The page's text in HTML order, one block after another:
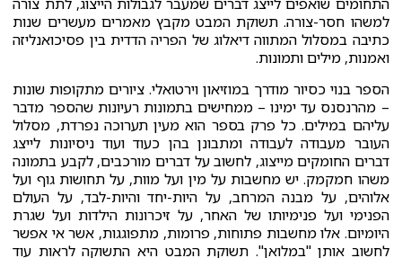
למשהו חסר-צורה. תשוקת המבט מקבץ מאמרים מעשרים שנות
כתיבה במסלול המתווה דיאלוג של הפריה הדדית בין פסיכואנליזה
ואמנות, מילים ותמונות.
הספר בנוי כסיור מודרך במוזיאון וירטואלי. ציורים מתקופות שונות
– מהרנסנס עד ימינו – ממחישים בתמונות רעיונות שהספר מדבר
עליהם במילים. כל פרק בספר הוא מעין תערוכה נפרדת, מסלול
העובר מעבודה לעבודה ומתבונן בהן כעוד ועוד ניסיונות לייצג
דברים החומקים מייצוג, לחשוב על דברים מורכבים, לקבע בתמונה
משהו חמקמק. יש מחשבות על מין ועל מוות, על תחושות גוף ועל
אלוהים, על מבנה המרחב, על היות-יחד והיות-לבד, על העולם
הפנימי ועל פנימיותו של האחר, על זיכרונות הילדות ועל שגרת
היומיום. אלו מחשבות פתוחות, פרומות, מתפוגגות, אשר אי אפשר
לחשוב אותן "במלואן". תשוקת המבט היא התשוקה לראות עוד